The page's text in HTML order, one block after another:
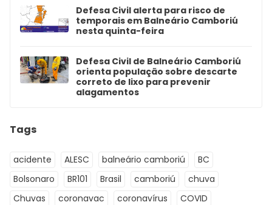
Defesa Civil alerta para risco de
temporais em Balneário Camboriú
nesta quinta-feira
Defesa Civil de Balneário Camboriú
orienta população sobre descarte
correto de lixo para prevenir
alagamentos
Tags
acidente ALESC balneário camboriú
BC
Bolsonaro
BR101 Brasil camboriú
chuva
Chuvas
coronavac coronavírus
COVID